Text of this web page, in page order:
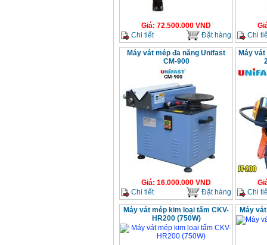
Giá: 72.500.000 VND
Chi tiết
Đặt hàng
Chi
Máy vát mép đa năng Unifast
CM-900
Giá: 16.000.000 VND
Chi tiết
Đặt hàng
Máy
Chi
Máy vát mép kim loại tấm CKV-
HR200 (750W)
Máy